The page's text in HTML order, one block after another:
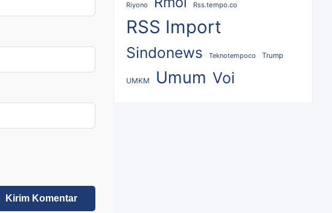
Riyono Rss.tempo.co
RSS Import
Sindonews Teknotempoco Trump
UMKM Umum Voi